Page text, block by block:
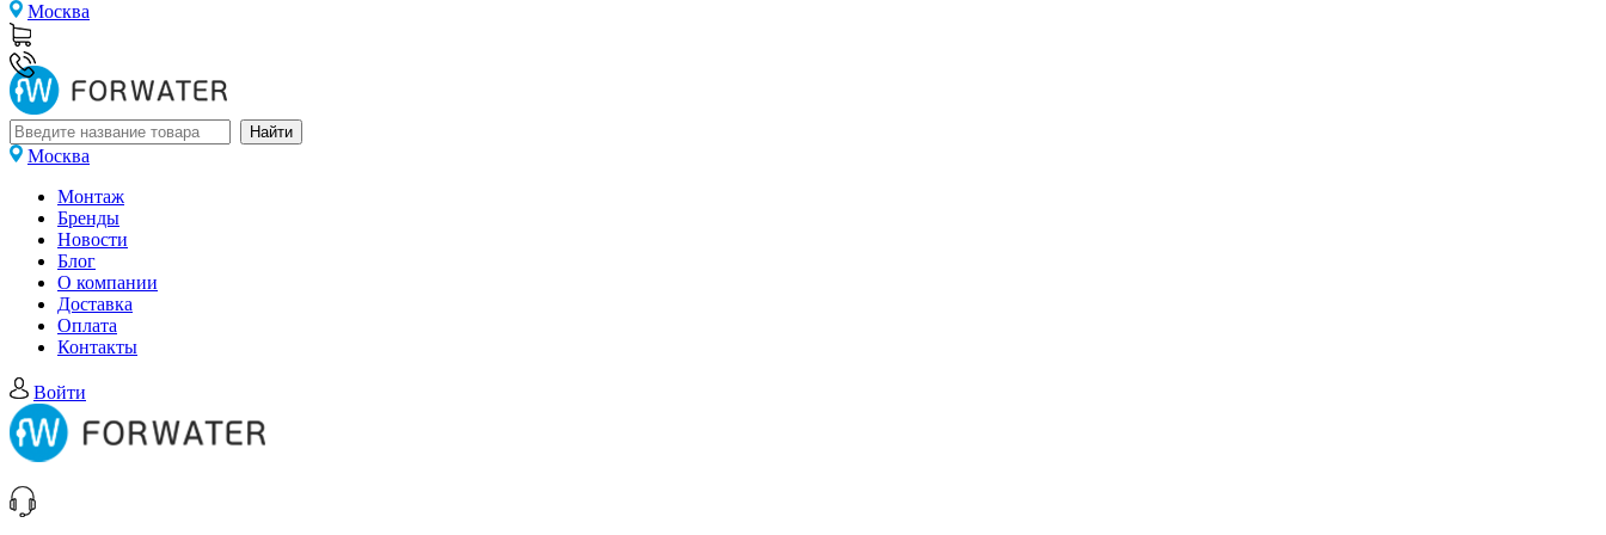
Москва
Москва
Монтаж
Бренды
Новости
Блог
О компании
Доставка
Оплата
Контакты
Войти